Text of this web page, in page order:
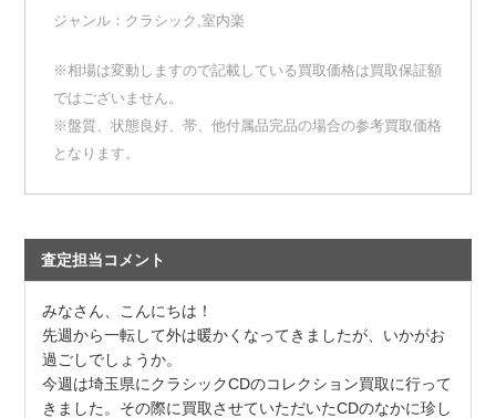
ジャンル： クラシック ,室内楽
※相場は変動しますので記載している買取価格は買取保証額
ではございません。
※盤質、状態良好、帯、他付属品完品の場合の参考買取価格
となります。
査定担当コメント
みなさん、こんにちは！
先週から一転して外は暖かくなってきましたが、いかがお
過ごしでしょうか。
今週は埼玉県にクラシックCDのコレクション買取に行って
きました。その際に買取させていただいたCDのなかに珍し